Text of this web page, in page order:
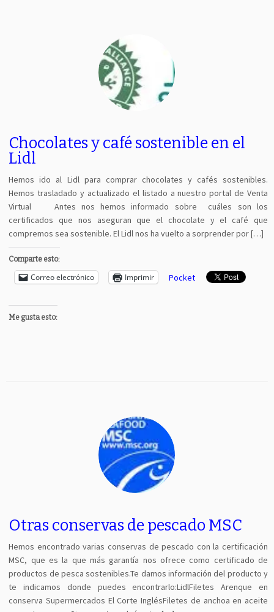
Chocolates y café sostenible en el
Lidl
Hemos ido al Lidl para comprar chocolates y cafés sostenibles.
Hemos trasladado y actualizado el listado a nuestro portal de Venta
Virtual Antes nos hemos informado sobre cuáles son los
certificados que nos aseguran que el chocolate y el café que
compremos sea sostenible. El Lidl nos ha vuelto a sorprender por […]
Comparte esto:
Correo electrónico Imprimir Pocket
Me gusta esto:
Otras conservas de pescado MSC
Hemos encontrado varias conservas de pescado con la certificación
MSC, que es la que más garantía nos ofrece como certificado de
productos de pesca sostenibles.Te damos información del producto y
te indicamos donde puedes encontrarlo:LidlFiletes Arenque en
conserva Supermercados El Corte InglésFiletes de anchoa en aceite